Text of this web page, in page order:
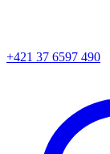
+421 37 6597 490